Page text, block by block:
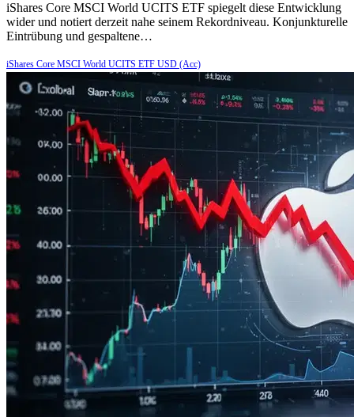
iShares Core MSCI World UCITS ETF spiegelt diese Entwicklung
wider und notiert derzeit nahe seinem Rekordniveau. Konjunkturelle
Eintrübung und gespaltene…
iShares Core MSCI World UCITS ETF USD (Acc)